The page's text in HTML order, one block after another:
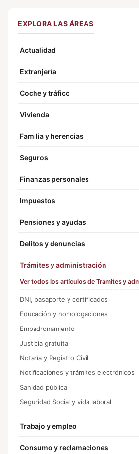
EXPLORA LAS ÁREAS
Actualidad
Extranjería
Coche y tráfico
Vivienda
Familia y herencias
Seguros
Finanzas personales
Impuestos
Pensiones y ayudas
Delitos y denuncias
Trámites y administración
Ver todos los artículos de Trámites y
DNI, pasaporte y certificados
Educación y homologaciones
Empadronamiento
Justicia gratuita
Notaría y Registro Civil
Notificaciones y trámites electrónicos
Sanidad pública
Seguridad Social y vida laboral
Trabajo y empleo
Consumo y reclamaciones